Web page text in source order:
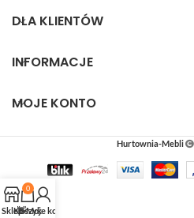
DLA KLIENTÓW
INFORMACJE
MOJE KONTO
Hurtownia-Mebli
Sklep
0
Koszyk
👋Moje konto